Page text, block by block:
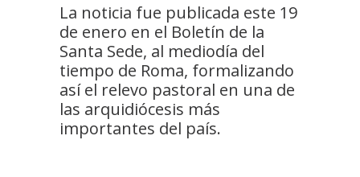
La noticia fue publicada este 19
de enero en el Boletín de la
Santa Sede, al mediodía del
tiempo de Roma, formalizando
así el relevo pastoral en una de
las arquidiócesis más
importantes del país.